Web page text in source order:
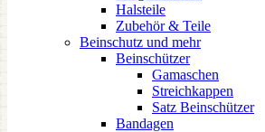
Halsteile
Zubehör & Teile
Beinschutz und mehr
Beinschützer
Gamaschen
Streichkappen
Satz Beinschützer
Bandagen